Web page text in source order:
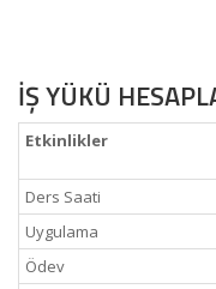
İŞ YÜKÜ
Etkinlikler
Ders Saati
Uygulama
Ödev